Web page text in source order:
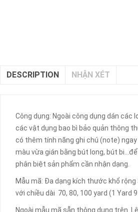
DESCRIPTION NHẬN XÉT
Công dụng: Ngoài công dụng dán các
các vật dụng bao bì bảo quản thông
có thêm tính năng ghi chú (note)
màu vừa gián bằng bút long, bút
phân biệt sản phẩm cần nhận dạng.
Mẫu mã: Đa dạng kích thước khổ
với chiều dài 70, 80, 100 yard (1 Yard
Ngoài mẫu mã sẵn thông dụng trên.